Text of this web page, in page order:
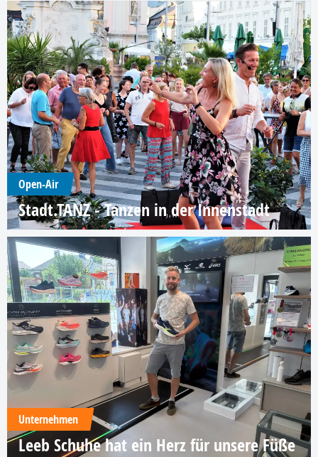
Open-Air
Stadt.TANZ - Tanzen in der Innenstadt
Unternehmen
Leeb Schuhe hat ein Herz für unsere Füße